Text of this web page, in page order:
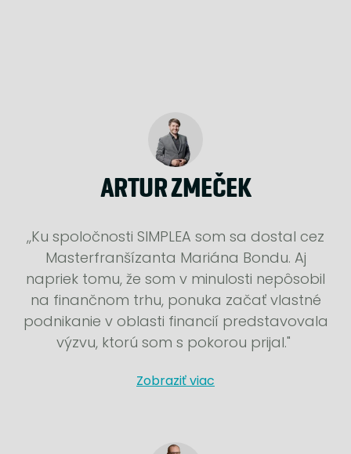
ARTUR ZMEČEK
,,Ku spoločnosti SIMPLEA som sa dostal cez
Masterfranšízanta Mariána Bondu. Aj
napriek tomu, že som v minulosti nepôsobil
na finančnom trhu, ponuka začať vlastné
podnikanie v oblasti financií predstavovala
výzvu, ktorú som s pokorou prijal."
Zobraziť viac